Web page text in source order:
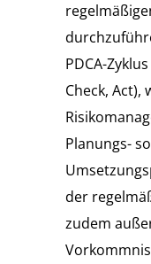
PDCA-
Check, Act),
Planungs-
der
zudem